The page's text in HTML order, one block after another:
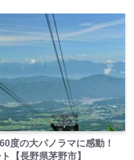
PR
度の大パノラマに感動！
【長野県茅野市】